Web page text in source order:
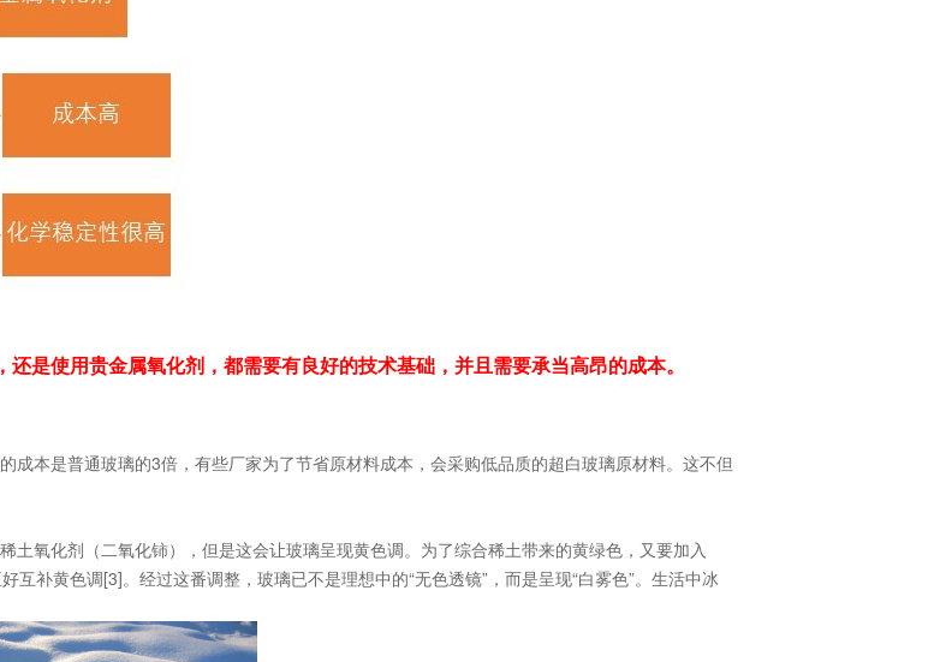
是使用贵金属氧化剂，都需要有良好的技术基础，并且需要承当高昂的成本。
成本是普通玻璃的3倍，有些厂家为了节省原材料成本，会采购低品质的超白玻璃原材料。这不但
氧化剂（二氧化铈），但是这会让玻璃呈现黄色调。为了综合稀土带来的黄绿色，又要加入
补黄色调[3]。经过这番调整，玻璃已不是理想中的“无色透镜”，而是呈现“白雾色”。生活中冰